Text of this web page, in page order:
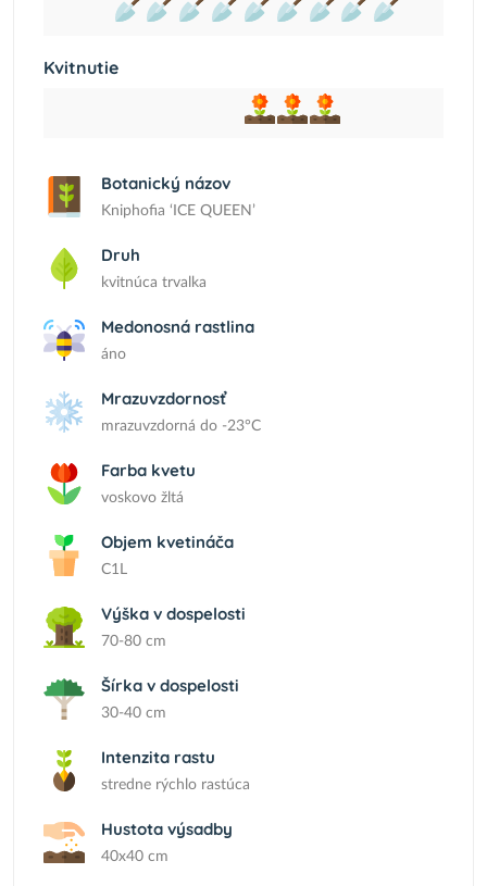
Kvitnutie
Botanický názov
Kniphofia ‘ICE QUEEN’
Druh
kvitnúca trvalka
Medonosná rastlina
áno
Mrazuvzdornosť
mrazuvzdorná do -23°C
Farba kvetu
voskovo žltá
Objem kvetináča
C1L
Výška v dospelosti
70-80 cm
Šírka v dospelosti
30-40 cm
Intenzita rastu
stredne rýchlo rastúca
Hustota výsadby
40x40 cm